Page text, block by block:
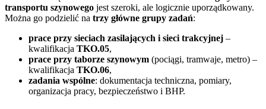
transportu szynowego jest szeroki, ale logicznie uporządkowany.
Można go podzielić na trzy główne grupy zadań:
prace przy sieciach zasilających i sieci trakcyjnej –
kwalifikacja TKO.05,
prace przy taborze szynowym (pociągi, tramwaje, metro) –
kwalifikacja TKO.06,
zadania wspólne: dokumentacja techniczna, pomiary,
organizacja pracy, bezpieczeństwo i BHP.